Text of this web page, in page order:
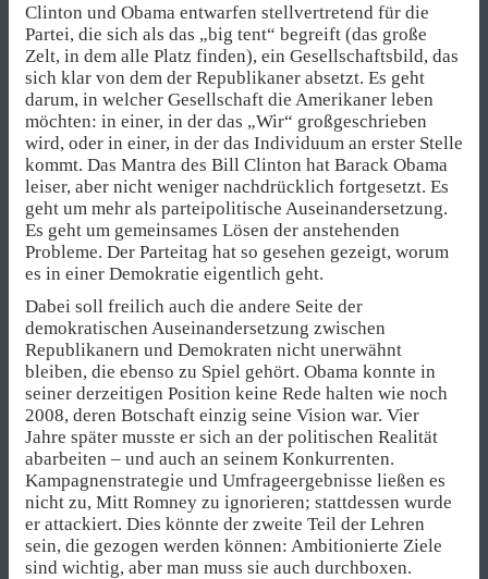
Clinton und Obama entwarfen stellvertretend für die
Partei, die sich als das „big tent“ begreift (das große
Zelt, in dem alle Platz finden), ein Gesellschaftsbild, das
sich klar von dem der Republikaner absetzt. Es geht
darum, in welcher Gesellschaft die Amerikaner leben
möchten: in einer, in der das „Wir“ großgeschrieben
wird, oder in einer, in der das Individuum an erster Stelle
kommt. Das Mantra des Bill Clinton hat Barack Obama
leiser, aber nicht weniger nachdrücklich fortgesetzt. Es
geht um mehr als parteipolitische Auseinandersetzung.
Es geht um gemeinsames Lösen der anstehenden
Probleme. Der Parteitag hat so gesehen gezeigt, worum
es in einer Demokratie eigentlich geht.
Dabei soll freilich auch die andere Seite der
demokratischen Auseinandersetzung zwischen
Republikanern und Demokraten nicht unerwähnt
bleiben, die ebenso zu Spiel gehört. Obama konnte in
seiner derzeitigen Position keine Rede halten wie noch
2008, deren Botschaft einzig seine Vision war. Vier
Jahre später musste er sich an der politischen Realität
abarbeiten – und auch an seinem Konkurrenten.
Kampagnenstrategie und Umfrageergebnisse ließen es
nicht zu, Mitt Romney zu ignorieren; stattdessen wurde
er attackiert. Dies könnte der zweite Teil der Lehren
sein, die gezogen werden können: Ambitionierte Ziele
sind wichtig, aber man muss sie auch durchboxen.